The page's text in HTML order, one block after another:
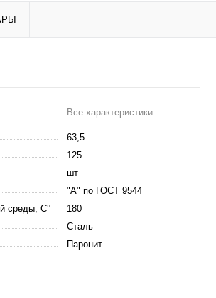
Все характеристики
63,5
125
шт
"А" по ГОСТ 9544
среды, С°
180
Сталь
Паронит